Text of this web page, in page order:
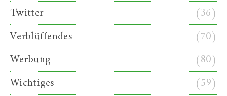
Twitter
(36)
Verblüffendes
(70)
Werbung
(80)
Wichtiges
(59)